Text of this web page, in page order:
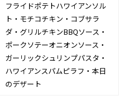
フライドポテトハワイアンソル
ト・モチコチキン・コブサラ
ダ・グリルチキンBBQソース・
ポークソテーオニオンソース・
ガーリックシュリンプパスタ・
ハワイアンスパムピラフ・本日
のデザート